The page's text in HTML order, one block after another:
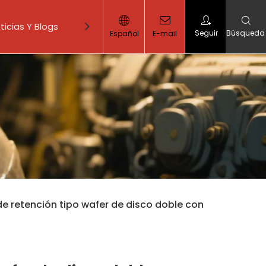
Y Blogs Contáctenos
Español E-mail Seguir Búsqueda
retención tipo wafer de disco doble con